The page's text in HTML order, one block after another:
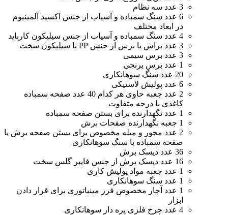
3 عدد سه نظام
6 عدد سنگ سمباده و آسیاب از جنس اکسید آلمینیوم
در ابعاد مختلف
4 عدد سنگ سمباده و آسیاب از جنس سیلیکون کارباید
3 عدد براش یا برس از جنس PP یا سیلیکون سخت
3 عدد برس سیمی
1 عدد برس برنجی
20 عدد سنگ سوهانکاری
6 عدد پولیش لاستیکی
2 عدد جعبه حاوی هر کدام 40 عدد صفحه سمباده
کاغذی با درجه متفاوت
1 عدد نگهدارنده برای بستن صفحه سمباده
1 جعبه نگهدارنده صفحات برش
2 عدد محور و میله مخصوص برای یستن صفحه برش یا
صفحه سمباده یا سنگ سوهانکاری
36 عدد دیسک برش
16 عدد دیسک برش از جنس فایبر گلس سخت
1 عدد جعبه مواد پولیش کاری
1 عدد سنگ سوهانکاری
1 عدد آچار مخصوص فرز مینیاتوری برای قرار دادن
ابزار
4 عدد چرخ فلزی پره دار سوهانکاری